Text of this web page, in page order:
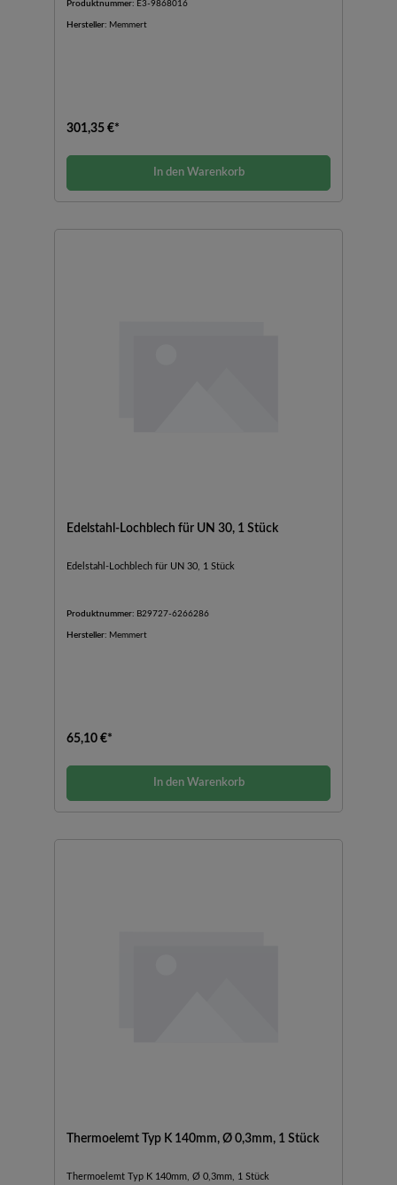
Produktnummer: E3-9868016
Hersteller: Memmert
301,35 €*
In den Warenkorb
Edelstahl-Lochblech für UN 30, 1 Stück
Edelstahl-Lochblech für UN 30, 1 Stück
Produktnummer: B29727-6266286
Hersteller: Memmert
65,10 €*
In den Warenkorb
Thermoelemt Typ K 140mm, Ø 0,3mm, 1 Stück
Thermoelemt Typ K 140mm, Ø 0,3mm, 1 Stück